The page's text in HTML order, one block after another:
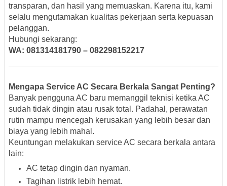
transparan, dan hasil yang memuaskan. Karena itu, kami
selalu mengutamakan kualitas pekerjaan serta kepuasan
pelanggan.
Hubungi sekarang:
WA: 081314181790 – 082298152217
Mengapa Service AC Secara Berkala Sangat Penting?
Banyak pengguna AC baru memanggil teknisi ketika AC
sudah tidak dingin atau rusak total. Padahal, perawatan
rutin mampu mencegah kerusakan yang lebih besar dan
biaya yang lebih mahal.
Keuntungan melakukan service AC secara berkala antara
lain:
AC tetap dingin dan nyaman.
Tagihan listrik lebih hemat.